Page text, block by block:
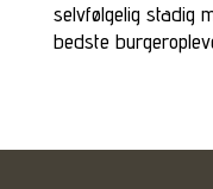
selvfølgelig stadig
bedste